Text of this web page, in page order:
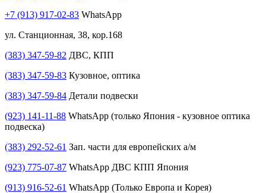
+7 (913) 917-02-83 WhatsApp
ул. Станционная, 38, кор.168
(383) 347-59-82 ДВС, КПП
(383) 347-59-83 Кузовное, оптика
(383) 347-59-84 Детали подвески
(923) 141-11-88 WhatsApp (только Япония - кузовное оптика
подвеска)
(383) 292-52-61 Зап. части для европейских а/м
(923) 775-07-87 WhatsApp ДВС КПП Япония
(913) 916-52-61 WhatsApp (Только Европа и Корея)